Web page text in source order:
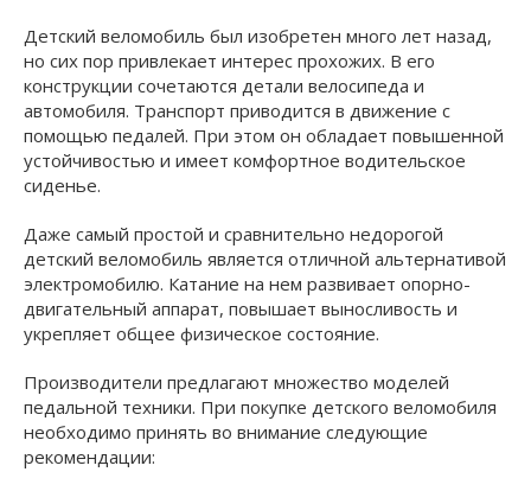
Детский веломобиль был изобретен много лет назад,
но сих пор привлекает интерес прохожих. В его
конструкции сочетаются детали велосипеда и
автомобиля. Транспорт приводится в движение с
помощью педалей. При этом он обладает повышенной
устойчивостью и имеет комфортное водительское
сиденье.
Даже самый простой и сравнительно недорогой
детский веломобиль является отличной альтернативой
электромобилю. Катание на нем развивает опорно-
двигательный аппарат, повышает выносливость и
укрепляет общее физическое состояние.
Производители предлагают множество моделей
педальной техники. При покупке детского веломобиля
необходимо принять во внимание следующие
рекомендации: